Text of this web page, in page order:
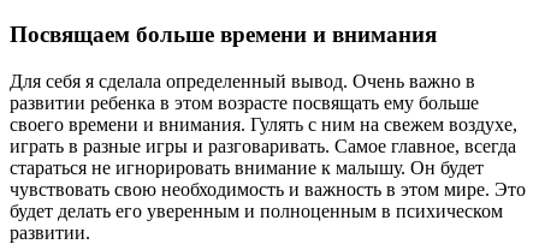
Посвящаем больше времени и внимания
Для себя я сделала определенный вывод. Очень важно в
развитии ребенка в этом возрасте посвящать ему больше
своего времени и внимания. Гулять с ним на свежем воздухе,
играть в разные игры и разговаривать. Самое главное, всегда
стараться не игнорировать внимание к малышу. Он будет
чувствовать свою необходимость и важность в этом мире. Это
будет делать его уверенным и полноценным в психическом
развитии.